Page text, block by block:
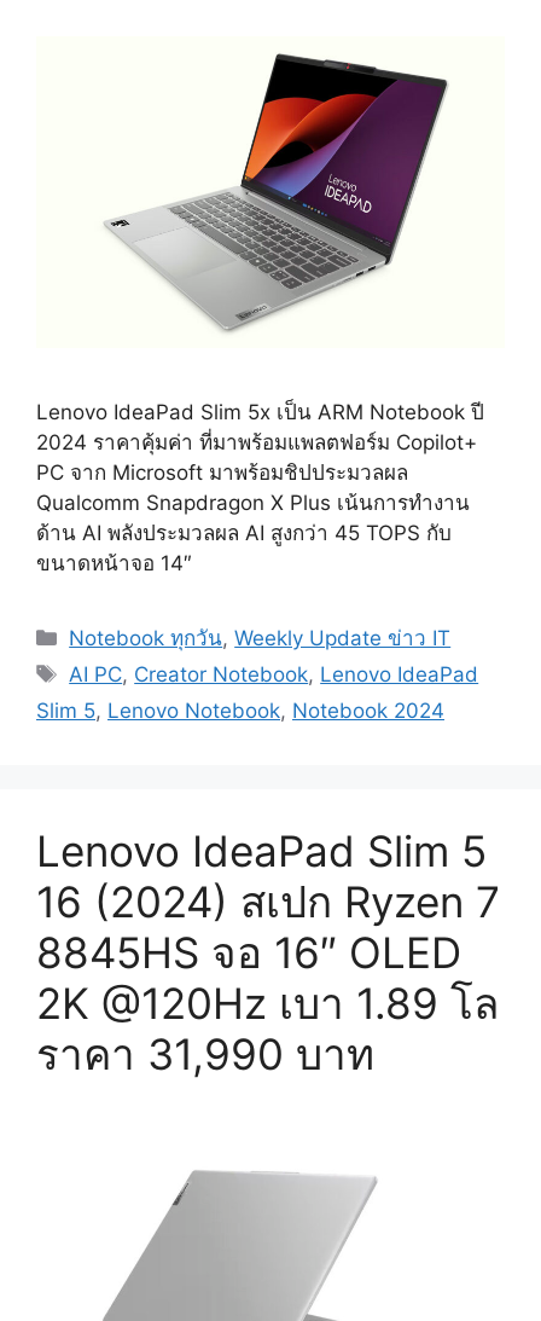
Lenovo IdeaPad Slim 5x เป็น ARM Notebook ปี
2024 ราคาคุ้มค่า ที่มาพร้อมแพลตฟอร์ม Copilot+
PC จาก Microsoft มาพร้อมชิปประมวลผล
Qualcomm Snapdragon X Plus เน้นการทำงาน
ด้าน AI พลังประมวลผล AI สูงกว่า 45 TOPS กับ
ขนาดหน้าจอ 14″
Categories
Notebook ทุกวัน,Weekly Update ข่าว IT
Tags
AI PC, Creator Notebook, Lenovo IdeaPad
Slim 5, Lenovo Notebook, Notebook 2024
Lenovo IdeaPad Slim 5
16 (2024) สเปก Ryzen 7
8845HS จอ 16″ OLED
2K @120Hz เบา 1.89 โล
ราคา 31,990 บาท